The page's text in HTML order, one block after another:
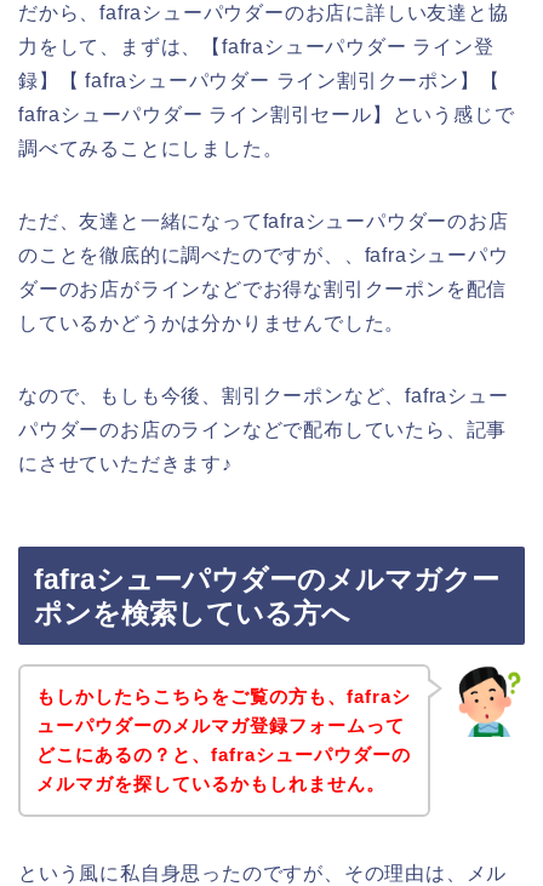
だから、fafraシューパウダーのお店に詳しい友達と協
力をして、まずは、【fafraシューパウダー ライン登
録】【 fafraシューパウダー ライン割引クーポン】【
fafraシューパウダー ライン割引セール】という感じで
調べてみることにしました。
ただ、友達と一緒になってfafraシューパウダーのお店
のことを徹底的に調べたのですが、、fafraシューパウ
ダーのお店がラインなどでお得な割引クーポンを配信
しているかどうかは分かりませんでした。
なので、もしも今後、割引クーポンなど、fafraシュー
パウダーのお店のラインなどで配布していたら、記事
にさせていただきます♪
fafraシューパウダーのメルマガクー
ポンを検索している方へ
もしかしたらこちらをご覧の方も、fafraシ
ューパウダーのメルマガ登録フォームって
どこにあるの？と、fafraシューパウダーの
メルマガを探しているかもしれません。
という風に私自身思ったのですが、その理由は、メル